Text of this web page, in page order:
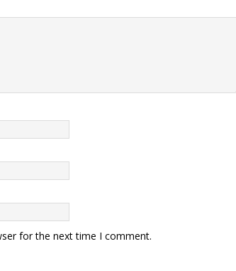
for the next time I comment.